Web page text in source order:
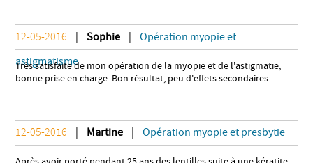
12-05-2016 |Sophie |Opération myopie et
astigmatisme
Très satisfaite de mon opération de la myopie et de l'astigmatie,
bonne prise en charge. Bon résultat, peu d'effets secondaires.
12-05-2016 Martine |Opération myopie et presbytie